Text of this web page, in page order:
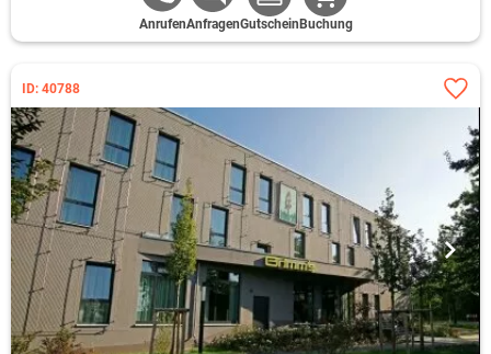
AnrufenAnfragenGutschein Buchung
ID: 40788